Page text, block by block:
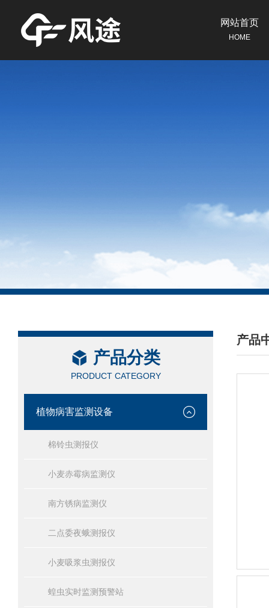
网站首页
HOME
产品分类
PRODUCT CATEGORY
植物病害监测设备
棉铃虫测报仪
小麦赤霉病监测仪
南方锈病监测仪
二点委夜蛾测报仪
小麦吸浆虫测报仪
蝗虫实时监测预警站
产品
/